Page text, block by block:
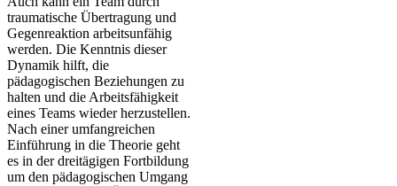
traumatische Übertragung und
Gegenreaktion arbeitsunfähig
werden. Die Kenntnis dieser
Dynamik hilft, die
pädagogischen Beziehungen zu
halten und die Arbeitsfähigkeit
eines Teams wieder herzustellen.
Nach einer umfangreichen
Einführung in die Theorie geht
es in der dreitägigen Fortbildung
um den pädagogischen Umgang